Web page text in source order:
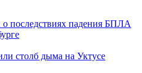
о последствиях падения БПЛА
столб дыма на Уктусе